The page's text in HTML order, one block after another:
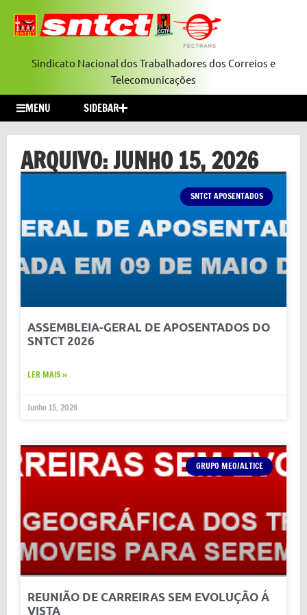
Sindicato Nacional dos Trabalhadores dos Correios e
Telecomunicações
MENU SIDEBAR
ARQUIVO: JUNHO 15, 2026
SNTCT APOSENTADOS
ASSEMBLEIA-GERAL DE APOSENTADOS DO
SNTCT 2026
LER MAIS »
Junho 15, 2026
GRUPO MEO/ALTICE
REUNIÃO DE CARREIRAS SEM EVOLUÇÃO Á
VISTA